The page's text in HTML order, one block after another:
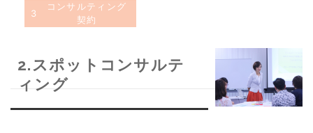
3
コンサルティング
契約
2.スポットコンサルテ
ィング